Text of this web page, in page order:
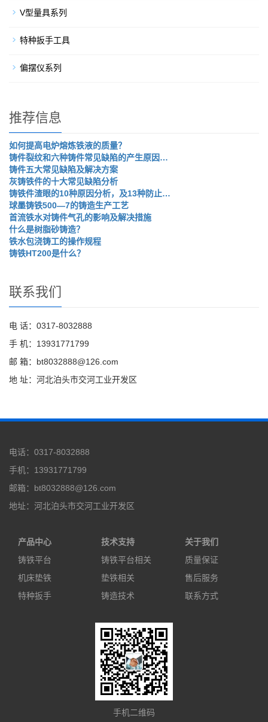
V型量具系列
特种扳手工具
偏摆仪系列
推荐信息
如何提高电炉熔炼铁液的质量？
铸件裂纹和六种铸件常见缺陷的产生原因…
铸件五大常见缺陷及解决方案
灰铸铁件的十大常见缺陷分析
铸铁件渣眼的10种原因分析，及13种防止…
球墨铸铁500—7的铸造生产工艺
首流铁水对铸件气孔的影响及解决措施
什么是树脂砂铸造？
铁水包浇铸工的操作规程
铸铁HT200是什么？
联系我们
电 话：0317-8032888
手 机：13931771799
邮 箱：bt8032888@126.com
地 址：河北泊头市交河工业开发区
电话：0317-8032888
手机：13931771799
邮箱：bt8032888@126.com
地址：河北泊头市交河工业开发区
产品中心
铸铁平台
机床垫铁
特种扳手
技术支持
铸铁平台相关
垫铁相关
铸造技术
关于我们
质量保证
售后服务
联系方式
手机二维码